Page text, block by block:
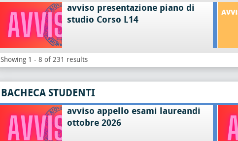
avviso presentazione piano di
studio Corso L14
Showing 1 - 8 of 231 results
BACHECA STUDENTI
avviso appello esami laureandi
ottobre 2026